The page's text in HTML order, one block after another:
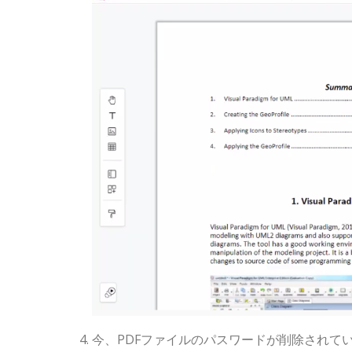
今、PDFファイルのパスワードが削除されて